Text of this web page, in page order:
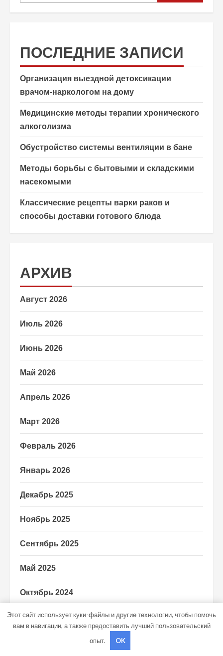
ПОСЛЕДНИЕ ЗАПИСИ
Организация выездной детоксикации
врачом-наркологом на дому
Медицинские методы терапии хронического
алкоголизма
Обустройство системы вентиляции в бане
Методы борьбы с бытовыми и складскими
насекомыми
Классические рецепты варки раков и
способы доставки готового блюда
АРХИВ
Август 2026
Июль 2026
Июнь 2026
Май 2026
Апрель 2026
Март 2026
Февраль 2026
Январь 2026
Декабрь 2025
Ноябрь 2025
Сентябрь 2025
Май 2025
Октябрь 2024
Сентябрь 2024
Этот сайт использует куки-файлы и другие технологии, чтобы помочь
вам в навигации, а также предоставить лучший пользовательский
опыт.
OK